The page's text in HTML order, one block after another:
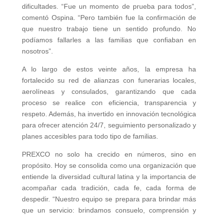
dificultades. “Fue un momento de prueba para todos”,
comentó Ospina. “Pero también fue la confirmación de
que nuestro trabajo tiene un sentido profundo. No
podíamos fallarles a las familias que confiaban en
nosotros”.
A lo largo de estos veinte años, la empresa ha
fortalecido su red de alianzas con funerarias locales,
aerolíneas y consulados, garantizando que cada
proceso se realice con eficiencia, transparencia y
respeto. Además, ha invertido en innovación tecnológica
para ofrecer atención 24/7, seguimiento personalizado y
planes accesibles para todo tipo de familias.
PREXCO no solo ha crecido en números, sino en
propósito. Hoy se consolida como una organización que
entiende la diversidad cultural latina y la importancia de
acompañar cada tradición, cada fe, cada forma de
despedir. “Nuestro equipo se prepara para brindar más
que un servicio: brindamos consuelo, comprensión y